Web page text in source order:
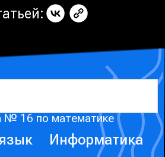
№ 16 по математике
Информатика